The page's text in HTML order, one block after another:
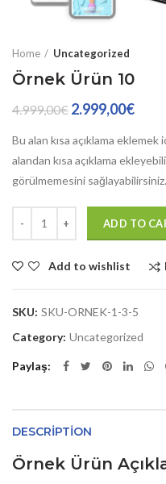
Home Uncategorized
Örnek Ürün 10
4.999,00€ 2.999,00€
Bu alan kısa açıklama
alandan kısa açıklama
görülmemesini sağlayabilirsiniz.
ADD TO
Add to wishlist
SKU: SKU-ORNEK-1-3-5
Category: Uncategorized
Paylaş
DESCRIPTION
Örnek Ürün